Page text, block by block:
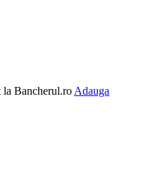
la Bancherul.ro Adauga